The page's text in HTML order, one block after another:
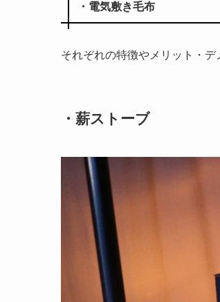
・電気敷き毛布
それぞれの特徴やメリット・デ
・薪ストーブ